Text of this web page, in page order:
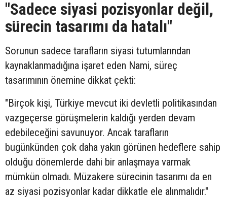
"Sadece siyasi pozisyonlar değil,
sürecin tasarımı da hatalı"
Sorunun sadece tarafların siyasi tutumlarından
kaynaklanmadığına işaret eden Nami, süreç
tasarımının önemine dikkat çekti:
"Birçok kişi, Türkiye mevcut iki devletli politikasından
vazgeçerse görüşmelerin kaldığı yerden devam
edebileceğini savunuyor. Ancak tarafların
bugünkünden çok daha yakın görünen hedeflere sahip
olduğu dönemlerde dahi bir anlaşmaya varmak
mümkün olmadı. Müzakere sürecinin tasarımı da en
az siyasi pozisyonlar kadar dikkatle ele alınmalıdır."